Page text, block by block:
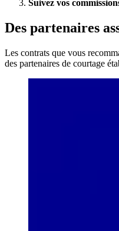
Suivez vos
Des partenaires
Les contrats que vous
des partenaires de courtage